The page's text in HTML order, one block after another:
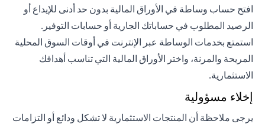
افتح حساب وساطة في الأوراق المالية بدون حد أدنى للإيداع أو
الرصيد المطلوب في حساباتك الجارية أو حسابات التوفير.
استمتع بخدمات الوساطة عبر الإنترنت في أوقات السوق المحلية
المريحة والمرنة، واختر الأوراق المالية التي تناسب أهدافك
الاستثمارية.
إخلاء مسؤولية
يرجى ملاحظة أن المنتجات الاستثمارية لا تشكل ودائع أو التزامات